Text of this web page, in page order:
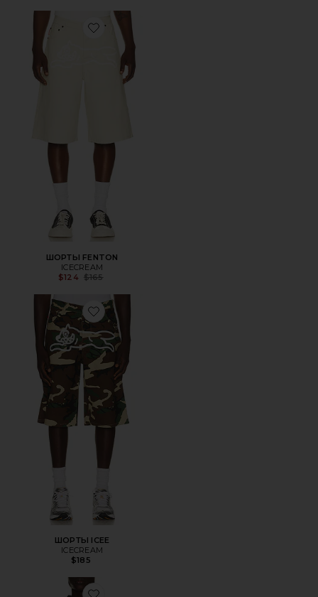
Favorite ШОРТЫ FENTON
ШОРТЫ FENTON
ICECREAM
$124 Previous price:
$165
Favorite ШОРТЫ ICEE
ШОРТЫ ICEE
ICECREAM
$185